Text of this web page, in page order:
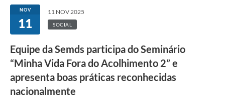
NOV
11
11 NOV 2025
SOCIAL
Equipe da Semds participa do Seminário
“Minha Vida Fora do Acolhimento 2” e
apresenta boas práticas reconhecidas
nacionalmente